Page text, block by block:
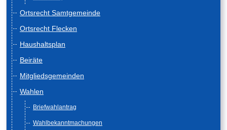
Ortsrecht Samtgemeinde
Ortsrecht Flecken
Haushaltsplan
Beiräte
Mitgliedsgemeinden
Wahlen
Briefwahlantrag
Wahlbekanntmachungen